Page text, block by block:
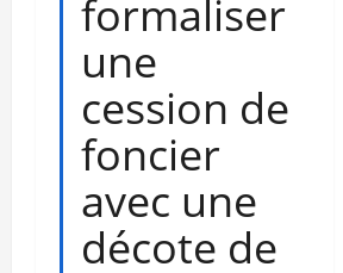
formaliser
une
cession de
foncier
avec une
décote de